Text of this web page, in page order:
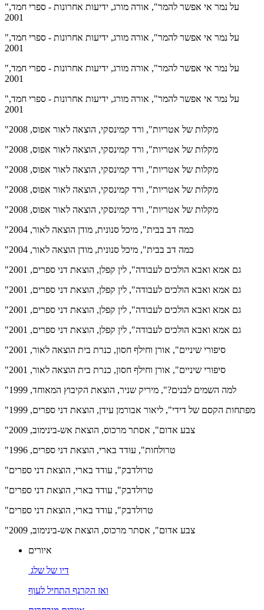
"על נמר אי אפשר להמר", אורה מורג, ידיעות אחרונות - ספרי חמד,
2001
"על נמר אי אפשר להמר", אורה מורג, ידיעות אחרונות - ספרי חמד,
2001
"על נמר אי אפשר להמר", אורה מורג, ידיעות אחרונות - ספרי חמד,
2001
"על נמר אי אפשר להמר", אורה מורג, ידיעות אחרונות - ספרי חמד,
2001
"מקלות של אטריות", ורד קמינסקי, הוצאה לאור אפוס, 2008
"מקלות של אטריות", ורד קמינסקי, הוצאה לאור אפוס, 2008
"מקלות של אטריות", ורד קמינסקי, הוצאה לאור אפוס, 2008
"מקלות של אטריות", ורד קמינסקי, הוצאה לאור אפוס, 2008
"מקלות של אטריות", ורד קמינסקי, הוצאה לאור אפוס, 2008
"כמה דב בבית", מיכל סנונית, מודן הוצאה לאור, 2004
"כמה דב בבית", מיכל סנונית, מודן הוצאה לאור, 2004
"גם אמא ואבא הולכים לעבודה", לין קפלן, הוצאת דני ספרים, 2001
"גם אמא ואבא הולכים לעבודה", לין קפלן, הוצאת דני ספרים, 2001
"גם אמא ואבא הולכים לעבודה", לין קפלן, הוצאת דני ספרים, 2001
"גם אמא ואבא הולכים לעבודה", לין קפלן, הוצאת דני ספרים, 2001
"סיפורי שיניים", אורן וחילף חסון, כנרת בית הוצאה לאור, 2001
"סיפורי שיניים", אורן וחילף חסון, כנרת בית הוצאה לאור, 2001
"למה השמים לבנים?", מיריק שניר, הוצאת הקיבוץ המאוחד, 1999
"מפתחות הקסם של דידי", ליאור אבורמן עידן, הוצאת דני ספרים, 1999
"צבע אדום", אסתר מרכוס, הוצאת אש-בינימוב, 2009
"טרולחות", עודד בארי, הוצאת דני ספרים, 1996
"טרולדבק", עודד בארי, הוצאת דני ספרים
"טרולדבק", עודד בארי, הוצאת דני ספרים
"טרולדבק", עודד בארי, הוצאת דני ספרים
"צבע אדום", אסתר מרכוס, הוצאת אש-בינימוב, 2009
איורים
דיו של שלג
ואז הקרנף התחיל לעוף